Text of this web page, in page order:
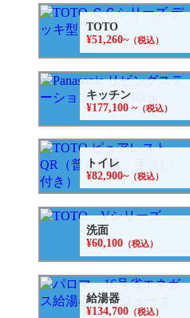
TOTO
¥51,260~（税込）
キッチン
¥177,100 ~（税込）
トイレ
¥82,900~（税込）
洗面
¥60,100 （税込）
給湯器
¥134,700 （税込）